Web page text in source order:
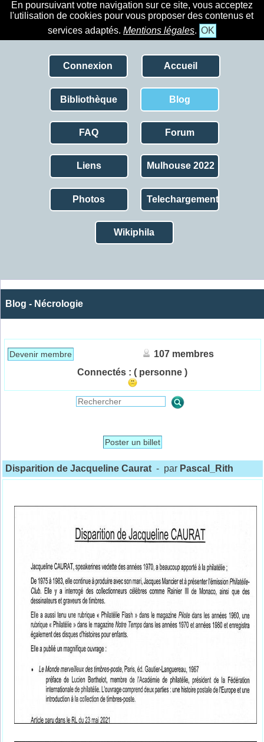
En poursuivant votre navigation sur ce site, vous acceptez
l'utilisation de cookies pour vous proposer des contenus et
services adaptés. Mentions légales. OK
Connexion Accueil
Bibliothèque Blog
FAQ Forum
Liens Mulhouse 2022
Photos Telechargement
Wikiphila
Blog - Nécrologie
Devenir membre
107 membres
Connectés : ( personne )
Poster un billet
Disparition de Jacqueline Caurat - par Pascal_Rith